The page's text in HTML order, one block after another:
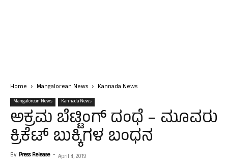
Home Mangalorean News Kannada News
Mangalorean News Kannada News
ಅಕ್ರಮ ಬೆಟ್ಟಿಂಗ್ ದಂಧೆ – ಮೂವರು
ಕ್ರಿಕೆಟ್ ಬುಕ್ಕಿಗಳ ಬಂಧನ
By Press Release - April 4, 2019